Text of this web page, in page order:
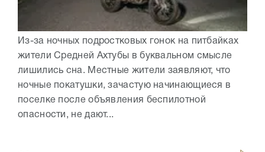
Из-за ночных подростковых гонок на питбайках
жители Средней Ахтубы в буквальном смысле
лишились сна. Местные жители заявляют, что
ночные покатушки, зачастую начинающиеся в
поселке после объявления беспилотной
опасности, не дают...